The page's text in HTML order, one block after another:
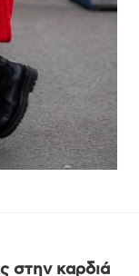
στην καρδιά